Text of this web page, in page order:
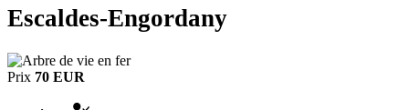
Escaldes-Engordany
Prix 70 EUR